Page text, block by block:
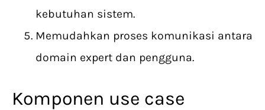
kebutuhan sistem.
Memudahkan proses komunikasi antara
domain expert dan pengguna.
Komponen use case